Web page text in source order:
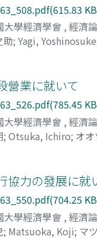
大學經濟學會 , 經濟
助; Yagi, Yoshinosuke
營業に就いて
大學經濟學會 , 經濟
; Otsuka, Ichiro; オ
協力の發展に就
大學經濟學會 , 經濟
; Matsuoka, Koji; マ